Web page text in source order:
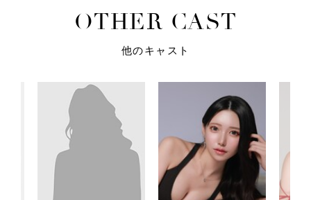
OTHER CAST
他のキャスト